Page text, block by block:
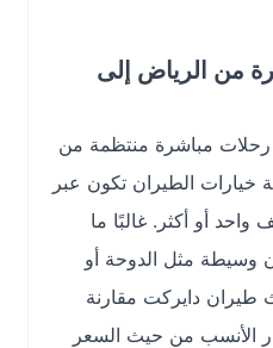
الرياض إلى
مباشرة منتظمة من
الطيران تكون عبر
أكثر. غالبًا ما
مثل الدوحة أو
دايركت مقارنة
من حيث السعر